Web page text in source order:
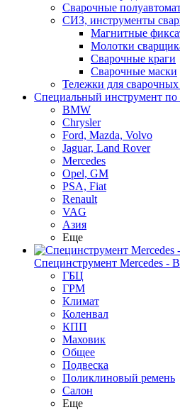
Сварочные
СИЗ, инструменты
Магнитные
Молотки
Сварочные краги
Сварочные маски
Тележки для сварочных
Специальный инструмент по
BMW
Chrysler
Ford, Mazda, Volvo
Jaguar, Land Rover
Mercedes
Opel, GM
PSA, Fiat
Renault
VAG
Азия
Еще
Специнструмент Mercedes -
ГБЦ
ГРМ
Климат
Коленвал
КПП
Маховик
Общее
Подвеска
Поликлиновый ремень
Салон
Еще